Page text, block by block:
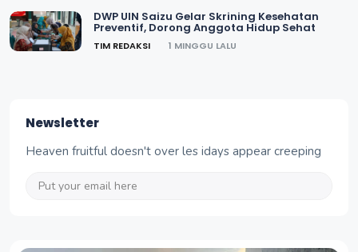
DWP UIN Saizu Gelar Skrining Kesehatan
Preventif, Dorong Anggota Hidup Sehat
TIM REDAKSI 1 MINGGU LALU
Newsletter
Heaven fruitful doesn't over les idays appear creeping